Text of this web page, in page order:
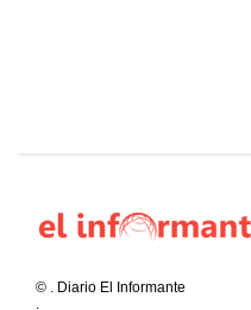
©
Diario El Informante